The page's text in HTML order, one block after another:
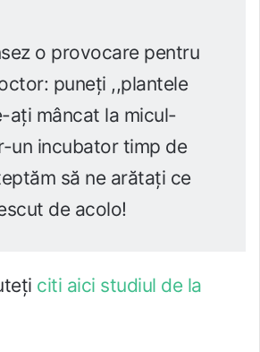
o provocare pentru
puneți ,,plantele
ați mâncat la micul-
un incubator timp de
să ne arătați ce
de acolo!
citi aici studiul de la